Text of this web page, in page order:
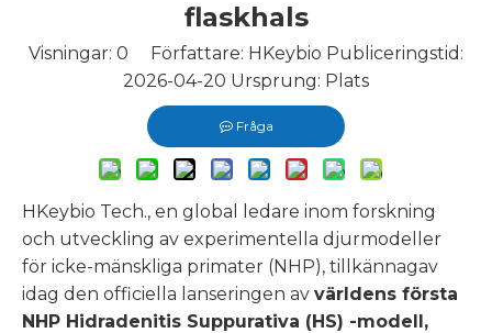
flaskhals
Visningar: 0 Författare: HKeybio Publiceringstid:
2026-04-20 Ursprung: Plats
Fråga
HKeybio Tech., en global ledare inom forskning
och utveckling av experimentella djurmodeller
för icke-mänskliga primater (NHP), tillkännagav
idag den officiella lanseringen av världens första
NHP Hidradenitis Suppurativa (HS) -modell,